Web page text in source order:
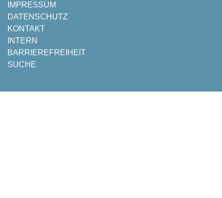
IMPRESSUM
DATENSCHUTZ
KONTAKT
INTERN
BARRIEREFREIHEIT
SUCHE